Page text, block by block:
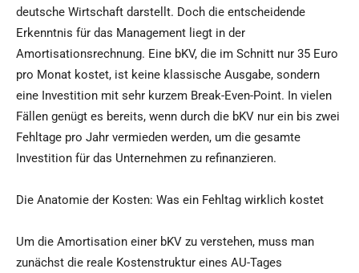
deutsche Wirtschaft darstellt. Doch die entscheidende
Erkenntnis für das Management liegt in der
Amortisationsrechnung. Eine bKV, die im Schnitt nur 35 Euro
pro Monat kostet, ist keine klassische Ausgabe, sondern
eine Investition mit sehr kurzem Break-Even-Point. In vielen
Fällen genügt es bereits, wenn durch die bKV nur ein bis zwei
Fehltage pro Jahr vermieden werden, um die gesamte
Investition für das Unternehmen zu refinanzieren.
Die Anatomie der Kosten: Was ein Fehltag wirklich kostet
Um die Amortisation einer bKV zu verstehen, muss man
zunächst die reale Kostenstruktur eines AU-Tages